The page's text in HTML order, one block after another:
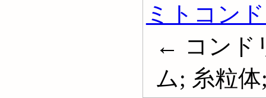
ミトコン
← コンド
ム; 糸粒